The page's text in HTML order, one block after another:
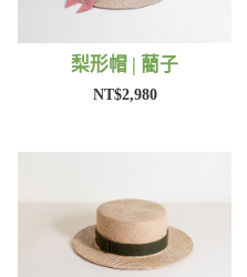
梨形帽 | 藺子
NT$2,980